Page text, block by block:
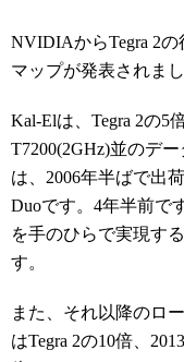
NVIDIAからTegra 2
マップが発表されまし
Kal-Elは、Tegra 2の5
T7200(2GHz)並のデ
は、2006年半ばで出
Duoです。4年半前で
を手のひらで実現す
す。
また、それ以降のロ
はTegra 2の10倍、